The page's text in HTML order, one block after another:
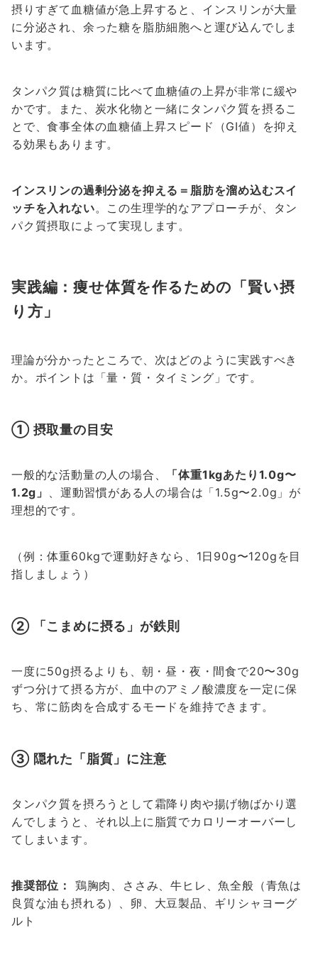
摂りすぎて血糖値が急上昇すると、インスリンが大量
に分泌され、余った糖を脂肪細胞へと運び込んでしま
います。
タンパク質は糖質に比べて血糖値の上昇が非常に緩や
かです。また、炭水化物と一緒にタンパク質を摂るこ
とで、食事全体の血糖値上昇スピード（GI値）を抑え
る効果もあります。
インスリンの過剰分泌を抑える＝脂肪を溜め込むスイ
ッチを入れない。この生理学的なアプローチが、タン
パク質摂取によって実現します。
実践編：痩せ体質を作るための「賢い摂
り方」
理論が分かったところで、次はどのように実践すべき
か。ポイントは「量・質・タイミング」です。
① 摂取量の目安
一般的な活動量の人の場合、
「体重1kgあたり1.0g〜
1.2g」 、運動習慣がある人の場合は「1.5g〜2.0g」が
理想的です。
（例：体重60kgで運動好きなら、1日90g〜120gを目
指しましょう）
② 「こまめに摂る」が鉄則
一度に50g摂るよりも、朝・昼・夜・間食で20〜30g
ずつ分けて摂る方が、血中のアミノ酸濃度を一定に保
ち、常に筋肉を合成するモードを維持できます。
③ 隠れた「脂質」に注意
タンパク質を摂ろうとして霜降り肉や揚げ物ばかり選
んでしまうと、それ以上に脂質でカロリーオーバーし
てしまいます。
推奨部位：
鶏胸肉、ささみ、牛ヒレ、魚全般（青魚は
良質な油も摂れる）、卵、大豆製品、ギリシャヨーグ
ルト